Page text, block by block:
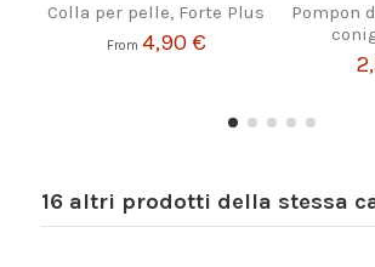
Colla per pelle, Forte Plus
From 4,90 €
Pompon
16 altri prodotti della stessa